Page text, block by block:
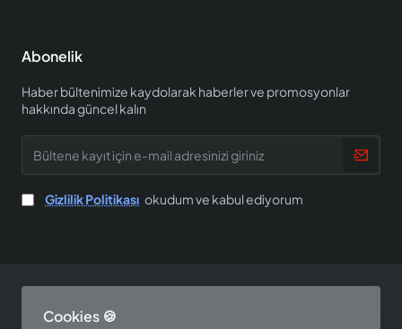
Cookies 🍪
Abonelik
Haber bültenimize kaydolarak haberler ve promosyonlar
hakkında güncel kalın
kayıt
için
e-
mail
Gizlilik Politikası okudum ve kabul ediyorum
Tasarım ve Yazılım Perspektif Teknoloji